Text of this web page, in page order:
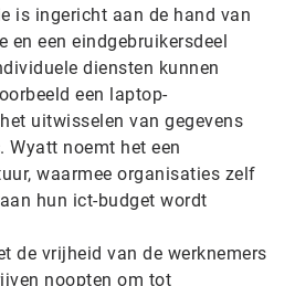
is ingericht aan de hand van
en een eindgebruikersdeel
diensten kunnen
een laptop-
uitwisselen van gegevens
Wyatt noemt het een
waarmee organisaties zelf
hun ict-budget wordt
de vrijheid van de werknemers
noopten om tot